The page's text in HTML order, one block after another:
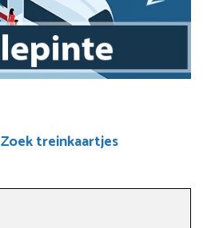
Zoek treinkaartjes